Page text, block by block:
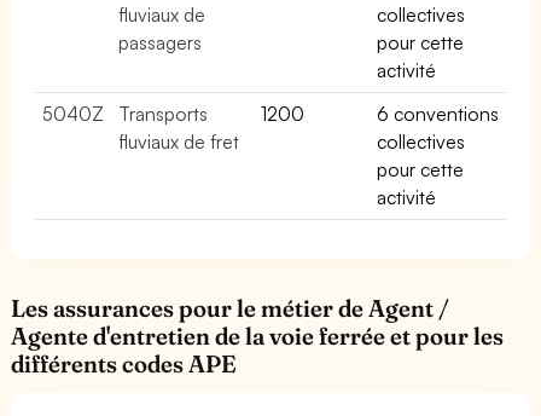
fluviaux de
passagers
collectives
pour cette
activité
5040Z
Transports
fluviaux de fret
1200
6 conventions
collectives
pour cette
activité
Les assurances pour le métier de Agent /
Agente d'entretien de la voie ferrée et pour les
différents codes APE